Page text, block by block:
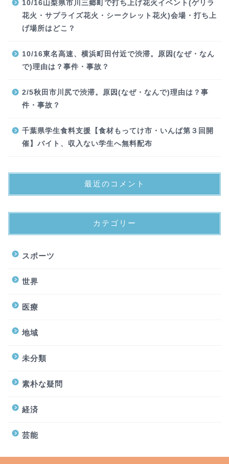
10/16山梨県市川三郷町で打ち上げ花火イベント(ゲリラ
花火・サプライズ花火・シークレット花火)会場・打ち上
げ場所はどこ？
10/16東名高速、横浜町田付近で渋滞。原因(なぜ・なん
で)理由は？事件・事故？
2/5秋田市川尻で渋滞。原因(なぜ・なんで)理由は？事
件・事故？
千葉県学生食料支援【食材もってけ市・いんば第３回開
催】バイト、収入ない学生へ無料配布
最近のコメント
カテゴリー
スポーツ
世界
医療
地域
未分類
素朴な疑問
経済
芸能